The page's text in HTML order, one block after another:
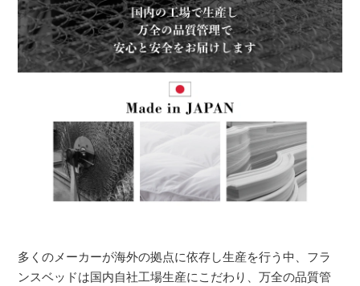
多くのメーカーが海外の拠点に依存し生産を行う中、フラ
ンスベッドは国内自社工場生産にこだわり、万全の品質管